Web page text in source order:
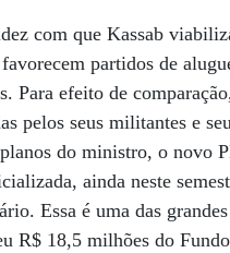
com que Kassab
partidos de
Para efeito de
pelos seus militantes e
do ministro, o novo
ainda neste
Essa é uma das
R$ 18,5 milhões do